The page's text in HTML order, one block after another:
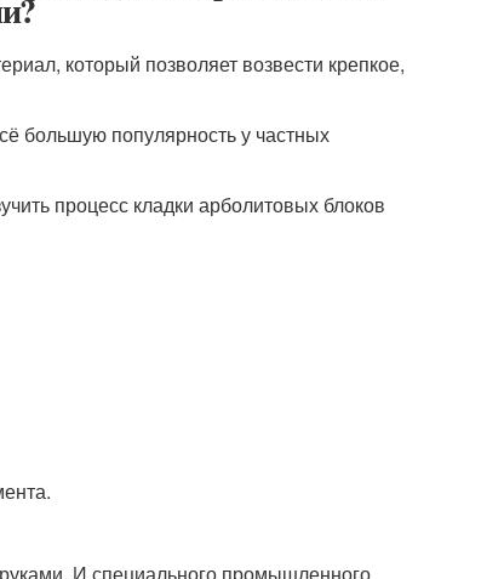
который позволяет возвести крепкое,
большую популярность у частных
процесс кладки арболитовых блоков